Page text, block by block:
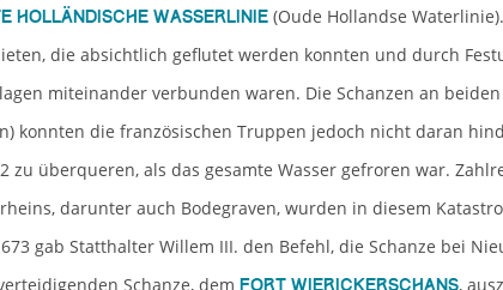
Holländische Wasserlinie(Oude Hollandse
die absichtlich geflutet werden konnten und durch
miteinander verbunden waren. Die Schanzen an beiden
konnten die französischen Truppen jedoch nicht daran
zu überqueren, als das gesamte Wasser gefroren war.
darunter auch Bodegraven, wurden in diesem
gab Statthalter Willem III. den Befehl, die Schanze bei
Schanze, dem Fort Wierickerschans,